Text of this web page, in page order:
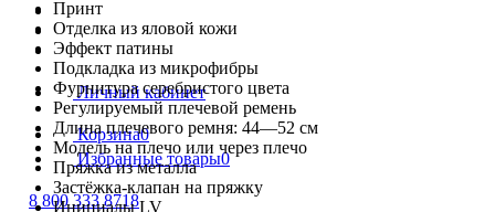
Личный кабинет
Корзина0
Избранные товары0
8 800 333 8718
Принт
Отделка из яловой кожи
Эффект патины
Подкладка из микрофибры
Фурнитура серебристого цвета
Регулируемый плечевой ремень
Длина плечевого ремня: 44—52 см
Модель на плечо или через плечо
Пряжка из металла
Застёжка-клапан на пряжку
Инициалы LV